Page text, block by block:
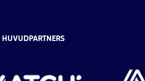
HUVUDPARTNERS